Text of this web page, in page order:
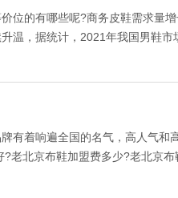
位的有哪些呢?商务皮鞋需求量
温，据统计，2021年我国男鞋市
有着响遍全国的名气，高人气和
老北京布鞋加盟费多少?老北京布